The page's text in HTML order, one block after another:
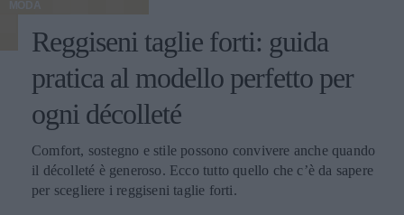
MODA
Reggiseni taglie forti: guida
pratica al modello perfetto per
ogni décolleté
Comfort, sostegno e stile possono convivere anche quando
il décolleté è generoso. Ecco tutto quello che c’è da sapere
per scegliere i reggiseni taglie forti.